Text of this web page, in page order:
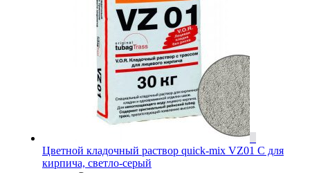
Цветной кладочный раствор quick-mix VZ01 С для
кирпича, светло-серый